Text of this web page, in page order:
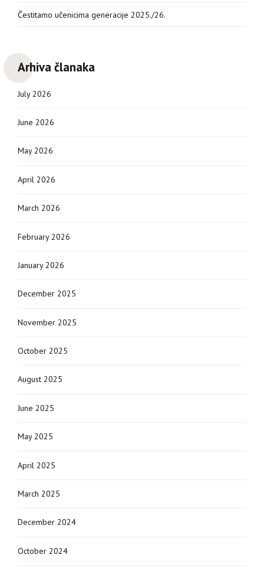
Čestitamo učenicima generacije 2025./26.
Arhiva članaka
July 2026
June 2026
May 2026
April 2026
March 2026
February 2026
January 2026
December 2025
November 2025
October 2025
August 2025
June 2025
May 2025
April 2025
March 2025
December 2024
October 2024